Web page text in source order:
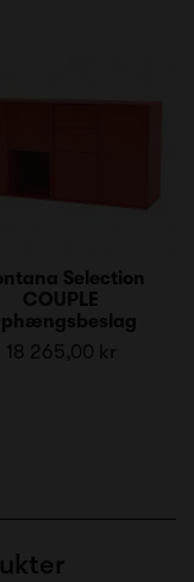
Selection
COUPLE
18 265,00 kr